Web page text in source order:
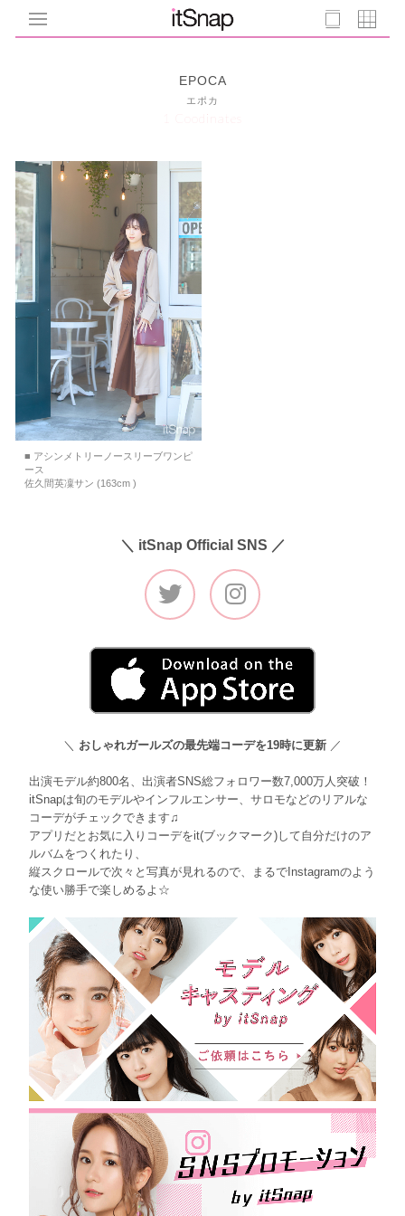
EPOCA
エポカ
1 Coodinates
■ アシンメトリーノースリーブワンピ
ース
佐久間英凜サン (163cm )
＼ itSnap Official SNS ／
＼ おしゃれガールズの最先端コーデを19時に更新 ／
出演モデル約800名、出演者SNS総フォロワー数7,000万人突破！
itSnapは旬のモデルやインフルエンサー、サロモなどのリアルな
コーデがチェックできます♫
アプリだとお気に入りコーデをit(ブックマーク)して自分だけのア
ルバムをつくれたり、
縦スクロールで次々と写真が見れるので、まるでInstagramのよう
な使い勝手で楽しめるよ☆